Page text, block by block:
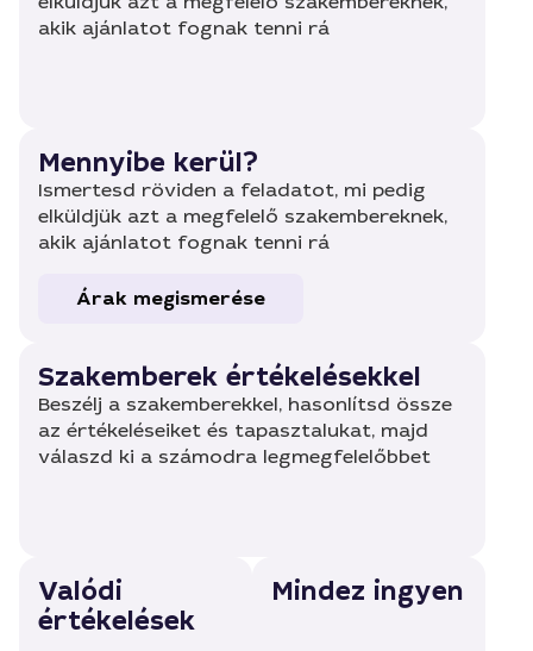
akik ajánlatot fognak tenni rá
Mennyibe kerül?
Ismertesd röviden a feladatot, mi pedig
elküldjük azt a megfelelő szakembereknek,
akik ajánlatot fognak tenni rá
Árak megismerése
Szakemberek értékelésekkel
Beszélj a szakemberekkel, hasonlítsd össze
az értékeléseiket és tapasztalukat, majd
válaszd ki a számodra legmegfelelőbbet
Valódi
értékelések
Mindez ingyen